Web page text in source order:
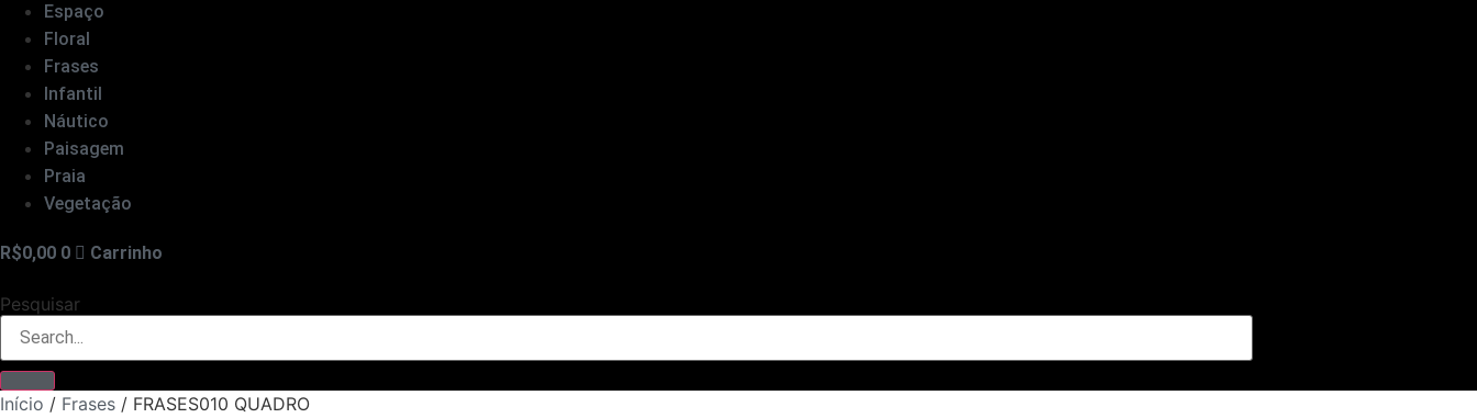
Espaço
Floral
Frases
Infantil
Náutico
Paisagem
Praia
Vegetação
R$0,00 0 Carrinho
Pesquisar
Início / Frases / FRASES010 QUADRO